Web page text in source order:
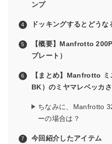
ンプ
ドッキングするとどうな
【概要】Manfrotto
プレート）
【まとめ】Manfrotto
BK）のミヤマレベッカ
ちなみに、Manfrotto
ーの場合は？
今回紹介したアイテム